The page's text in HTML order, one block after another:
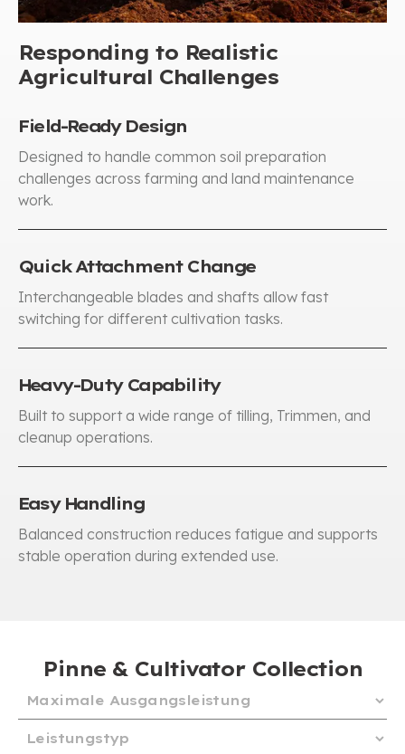
Responding to Realistic
Agricultural Challenges
Field-Ready Design
Designed to handle common soil preparation
challenges across farming and land maintenance
work.
Quick Attachment Change
Interchangeable blades and shafts allow fast
switching for different cultivation tasks.
Heavy-Duty Capability
Built to support a wide range of tilling, Trimmen, and
cleanup operations.
Easy Handling
Balanced construction reduces fatigue and supports
stable operation during extended use.
Pinne & Cultivator Collection